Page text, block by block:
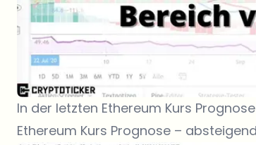
In der letzten Ethereum Kurs Prognose
Ethereum Kurs Prognose –